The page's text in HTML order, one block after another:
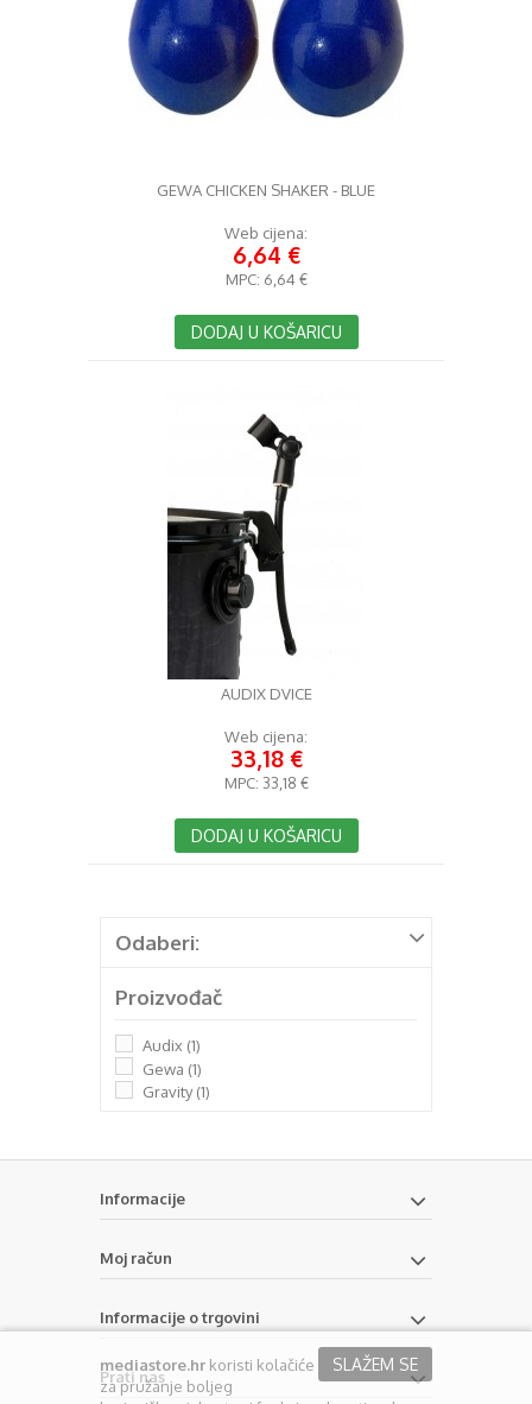
GEWA CHICKEN SHAKER - BLUE
Web cijena:
6,64 €
MPC: 6,64 €
DODAJ U KOŠARICU
AUDIX DVICE
Web cijena:
33,18 €
MPC: 33,18 €
DODAJ U KOŠARICU
Odaberi:
Proizvođač
Audix (1)
Gewa (1)
Gravity(1)
Informacije
Moj račun
Informacije o trgovini
Prati nas
SLAŽEM SE
mediastore.hr koristi kolačiće
za pružanje boljeg